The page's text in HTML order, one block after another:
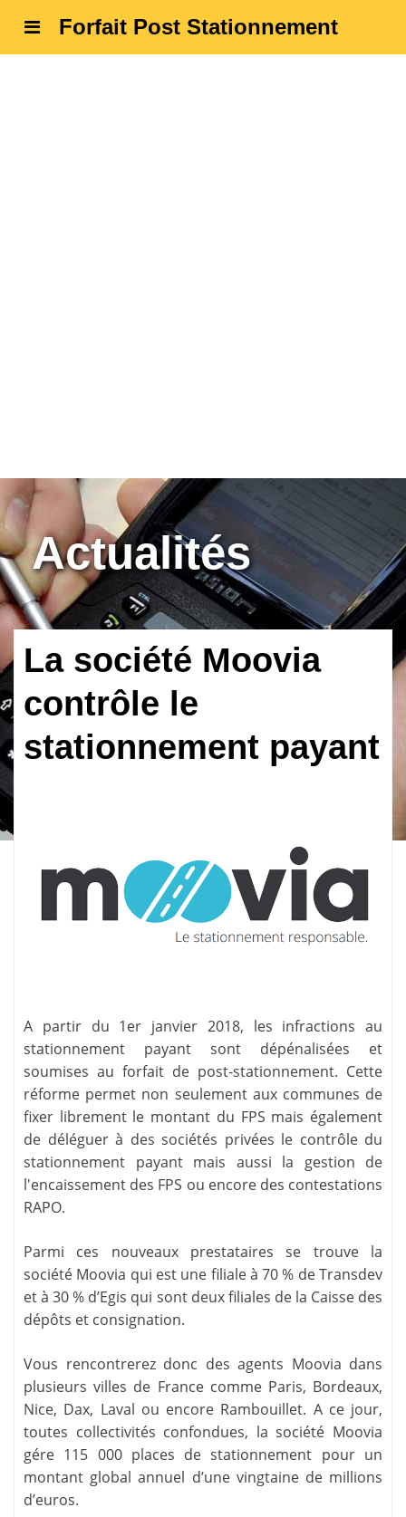
Forfait Post Stationnement
Actualités
La société Moovia
contrôle le
stationnement payant
A partir du 1er janvier 2018, les infractions au
stationnement payant sont dépénalisées et
soumises au forfait de post-stationnement. Cette
réforme permet non seulement aux communes de
fixer librement le montant du FPS mais également
de déléguer à des sociétés privées le contrôle du
stationnement payant mais aussi la gestion de
l'encaissement des FPS ou encore des contestations
RAPO.
Parmi ces nouveaux prestataires se trouve la
société Moovia qui est une filiale à 70 % de Transdev
et à 30 % d’Egis qui sont deux filiales de la Caisse des
dépôts et consignation.
Vous rencontrerez donc des agents Moovia dans
plusieurs villes de France comme Paris, Bordeaux,
Nice, Dax, Laval ou encore Rambouillet. A ce jour,
toutes collectivités confondues, la société Moovia
gére 115 000 places de stationnement pour un
montant global annuel d’une vingtaine de millions
d’euros.